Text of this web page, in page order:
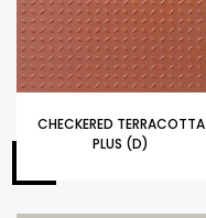
CHECKERED TERRACOTTA
PLUS (D)